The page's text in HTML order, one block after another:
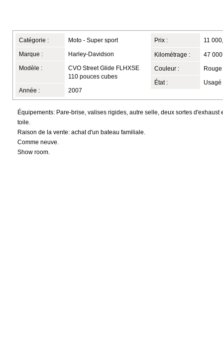
Catégorie : Moto - Super sport
Marque : Harley-Davidson
Modèle :
CVO Street Glide FLHXSE
110 pouces cubes
Année : 2007
Prix : 11
Kilométrage : 47
Couleur :
État : Usagé
Équipements: Pare-brise, valises rigides, autre selle, deux sortes d'exhaust
toile.
Raison de la vente: achat d'un bateau familiale.
Comme neuve.
Show room.